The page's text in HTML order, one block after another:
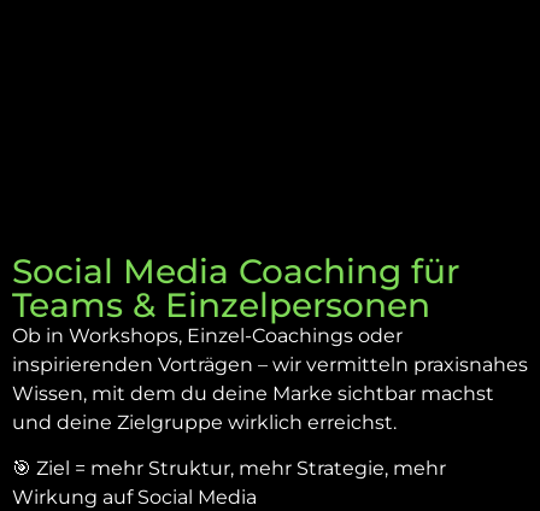
Social Media Coaching für
Teams & Einzelpersonen
Ob in Workshops, Einzel-Coachings oder
inspirierenden Vorträgen – wir vermitteln praxisnahes
Wissen, mit dem du deine Marke sichtbar machst
und deine Zielgruppe wirklich erreichst.
🎯 Ziel = mehr Struktur, mehr Strategie, mehr
Wirkung auf Social Media